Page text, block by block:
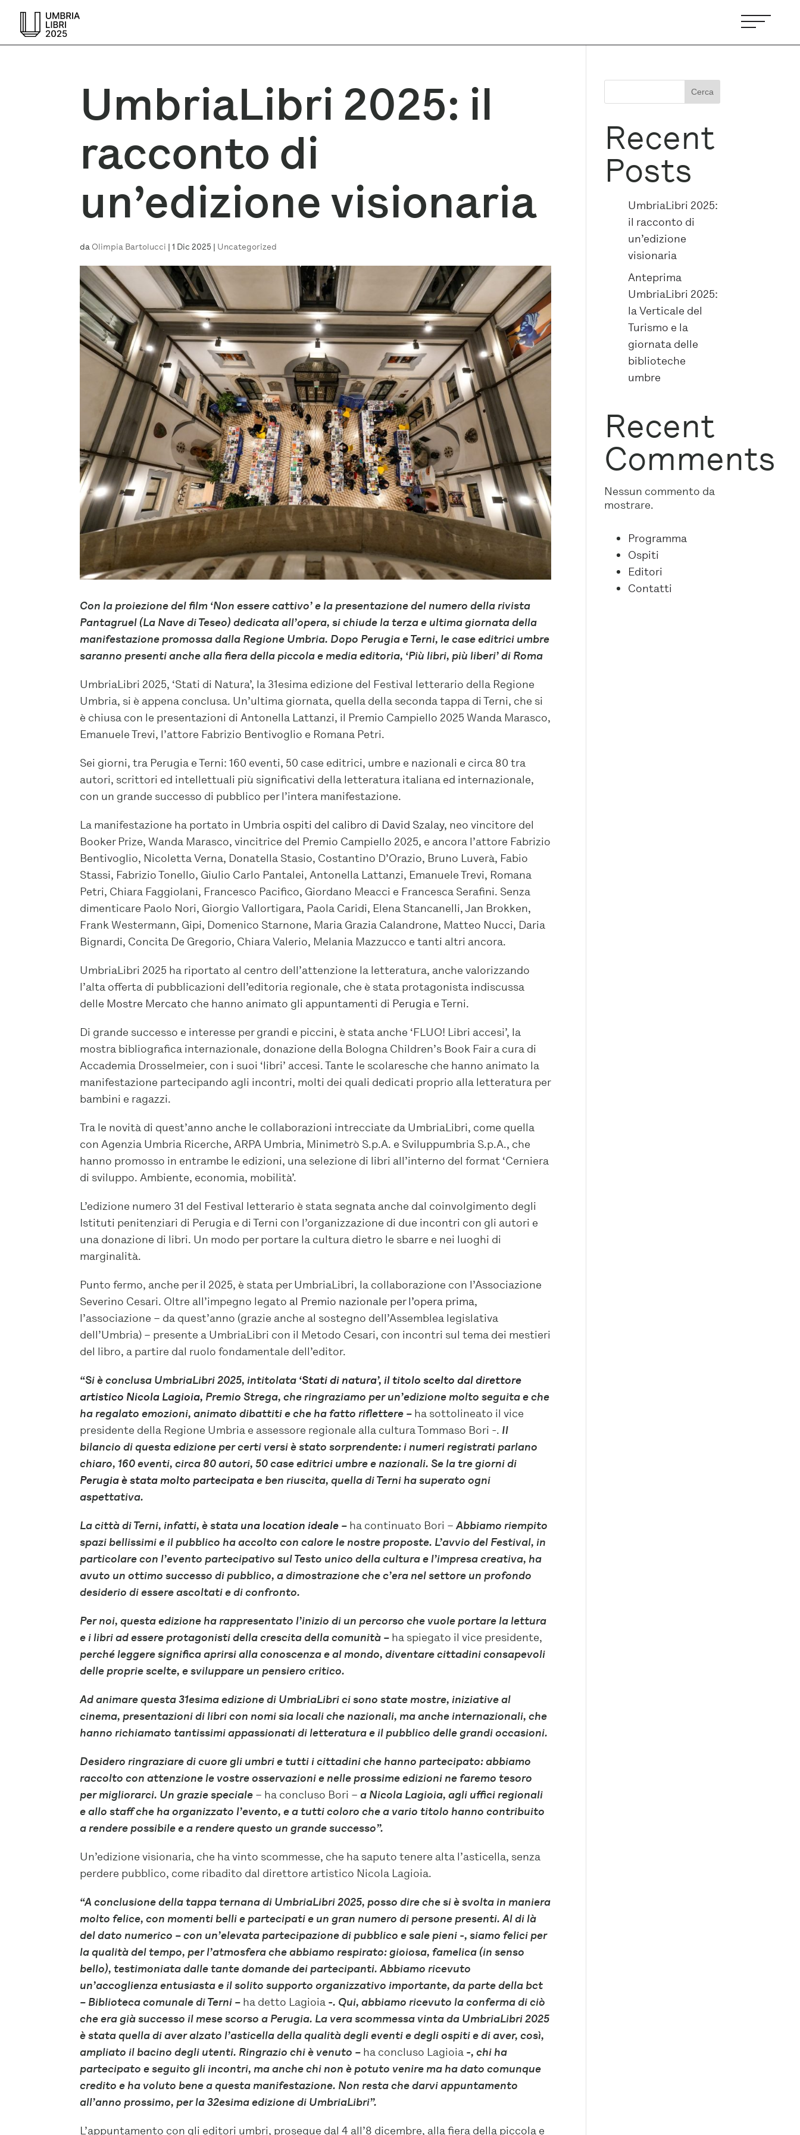
UmbriaLibri 2025: il
racconto di
un’edizione visionaria
da Olimpia Bartolucci |1 Dic 2025 | Uncategorized
Con la proiezione del film ‘Non essere cattivo’ e la presentazione del numero della rivista
Pantagruel (La Nave di Teseo) dedicata all’opera, si chiude la terza e ultima giornata della
manifestazione promossa dalla Regione Umbria. Dopo Perugia e Terni, le case editrici umbre
saranno presenti anche alla fiera della piccola e media editoria, ‘Più libri, più liberi’ di Roma
UmbriaLibri 2025, ‘Stati di Natura’, la 31esima edizione del Festival letterario della Regione
Umbria, si è appena conclusa. Un’ultima giornata, quella della seconda tappa di Terni, che si
è chiusa con le presentazioni di Antonella Lattanzi, il Premio Campiello 2025 Wanda Marasco,
Emanuele Trevi, l’attore Fabrizio Bentivoglio e Romana Petri.
Sei giorni, tra Perugia e Terni: 160 eventi, 50 case editrici, umbre e nazionali e circa 80 tra
autori, scrittori ed intellettuali più significativi della letteratura italiana ed internazionale,
con un grande successo di pubblico per l’intera manifestazione.
La manifestazione ha portato in Umbria ospiti del calibro di David Szalay, neo vincitore del
Booker Prize, Wanda Marasco, vincitrice del Premio Campiello 2025, e ancora l’attore Fabrizio
Bentivoglio, Nicoletta Verna, Donatella Stasio, Costantino D’Orazio, Bruno Luverà, Fabio
Stassi, Fabrizio Tonello, Giulio Carlo Pantalei, Antonella Lattanzi, Emanuele Trevi, Romana
Petri, Chiara Faggiolani, Francesco Pacifico, Giordano Meacci e Francesca Serafini. Senza
dimenticare Paolo Nori, Giorgio Vallortigara, Paola Caridi, Elena Stancanelli, Jan Brokken,
Frank Westermann, Gipi, Domenico Starnone, Maria Grazia Calandrone, Matteo Nucci, Daria
Bignardi, Concita De Gregorio, Chiara Valerio, Melania Mazzucco e tanti altri ancora.
UmbriaLibri 2025 ha riportato al centro dell’attenzione la letteratura, anche valorizzando
l’alta offerta di pubblicazioni dell’editoria regionale, che è stata protagonista indiscussa
delle Mostre Mercato che hanno animato gli appuntamenti di Perugia e Terni.
Di grande successo e interesse per grandi e piccini, è stata anche ‘FLUO! Libri accesi’, la
mostra bibliografica internazionale, donazione della Bologna Children’s Book Fair a cura di
Accademia Drosselmeier, con i suoi ‘libri’ accesi. Tante le scolaresche che hanno animato la
manifestazione partecipando agli incontri, molti dei quali dedicati proprio alla letteratura per
bambini e ragazzi.
Tra le novità di quest’anno anche le collaborazioni intrecciate da UmbriaLibri, come quella
con Agenzia Umbria Ricerche, ARPA Umbria, Minimetrò S.p.A. e Sviluppumbria S.p.A., che
hanno promosso in entrambe le edizioni, una selezione di libri all’interno del format ‘Cerniera
di sviluppo. Ambiente, economia, mobilità’.
L’edizione numero 31 del Festival letterario è stata segnata anche dal coinvolgimento degli
Istituti penitenziari di Perugia e di Terni con l’organizzazione di due incontri con gli autori e
una donazione di libri. Un modo per portare la cultura dietro le sbarre e nei luoghi di
marginalità.
Punto fermo, anche per il 2025, è stata per UmbriaLibri, la collaborazione con l’Associazione
Severino Cesari. Oltre all’impegno legato al Premio nazionale per l’opera prima,
l’associazione – da quest’anno (grazie anche al sostegno dell’Assemblea legislativa
dell’Umbria) – presente a UmbriaLibri con il Metodo Cesari, con incontri sul tema dei mestieri
del libro, a partire dal ruolo fondamentale dell’editor.
“Si è conclusa UmbriaLibri 2025, intitolata ‘Stati di natura’, il titolo scelto dal direttore
artistico Nicola Lagioia, Premio Strega, che ringraziamo per un’edizione molto seguita e che
ha regalato emozioni, animato dibattiti e che ha fatto riflettere – ha sottolineato il vice
presidente della Regione Umbria e assessore regionale alla cultura Tommaso Bori -. Il
bilancio di questa edizione per certi versi è stato sorprendente: i numeri registrati parlano
chiaro, 160 eventi, circa 80 autori, 50 case editrici umbre e nazionali. Se la tre giorni di
Perugia è stata molto partecipatae ben riuscita, quella di Terni ha superato ogni
aspettativa.
La città di Terni, infatti, è stata una location ideale – ha continuato Bori – Abbiamo riempito
spazi bellissimi e il pubblico ha accolto con calore le nostre proposte. L’avvio del Festival, in
particolare con l’evento partecipativo sul Testo unico della cultura e l’impresa creativa, ha
avuto un ottimo successo di pubblico, a dimostrazione che c’era nel settore un profondo
desiderio di essere ascoltati e di confronto.
Per noi, questa edizione ha rappresentato l’inizio di un percorso che vuole portare la lettura
e i libri ad essere protagonisti della crescita della comunità – ha spiegato il vice presidente,
perché leggere significa aprirsi alla conoscenza e al mondo, diventare cittadini consapevoli
delle proprie scelte, e sviluppare un pensiero critico.
Ad animare questa 31esima edizione di UmbriaLibri ci sono state mostre, iniziative al
cinema, presentazioni di libri con nomi sia locali che nazionali, ma anche internazionali, che
hanno richiamato tantissimi appassionati di letteratura e il pubblico delle grandi occasioni.
Desidero ringraziare di cuore gli umbri e tutti i cittadini che hanno partecipato: abbiamo
raccolto con attenzione le vostre osservazioni e nelle prossime edizioni ne faremo tesoro
per migliorarci. Un grazie speciale – ha concluso Bori –a Nicola Lagioia, agli uffici regionali
e allo staff che ha organizzato l’evento, e a tutti coloro che a vario titolo hanno contribuito
a rendere possibile e a rendere questo un grande successo”.
Un’edizione visionaria, che ha vinto scommesse, che ha saputo tenere alta l’asticella, senza
perdere pubblico, come ribadito dal direttore artistico Nicola Lagioia.
“A conclusione della tappa ternana di UmbriaLibri 2025, posso dire che si è svolta in maniera
molto felice, con momenti belli e partecipati e un gran numero di persone presenti. Al di là
del dato numerico – con un’elevata partecipazione di pubblico e sale pieni -, siamo felici per
la qualità del tempo, per l’atmosfera che abbiamo respirato: gioiosa, famelica (in senso
bello), testimoniata dalle tante domande dei partecipanti. Abbiamo ricevuto
un’accoglienza entusiasta e il solito supporto organizzativo importante, da parte della bct
– Biblioteca comunale di Terni – ha detto Lagioia -. Qui, abbiamo ricevuto la conferma di ciò
che era già successo il mese scorso a Perugia. La vera scommessa vinta da UmbriaLibri 2025
è stata quella di aver alzato l’asticella della qualità degli eventi e degli ospiti e di aver, così,
ampliato il bacino degli utenti. Ringrazio chi è venuto – ha concluso Lagioia -, chi ha
partecipato e seguito gli incontri, ma anche chi non è potuto venire ma ha dato comunque
credito e ha voluto bene a questa manifestazione. Non resta che darvi appuntamento
all’anno prossimo, per la 32esima edizione di UmbriaLibri”.
L’appuntamento con gli editori umbri, prosegue dal 4 all’8 dicembre, alla fiera della piccola e
Cerca
Recent
Posts
UmbriaLibri 2025:
il racconto di
un’edizione
visionaria
Anteprima
UmbriaLibri 2025:
la Verticale del
Turismo e la
giornata delle
biblioteche
umbre
Recent
Comments
Nessun commento da
mostrare.
Programma
Ospiti
Editori
Contatti